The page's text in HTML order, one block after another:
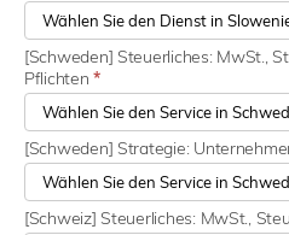
[Schweden] Steuerliches: MwSt.,
Pflichten*
[Schweden] Strategie:
[Schweiz] Steuerliches: MwSt.,